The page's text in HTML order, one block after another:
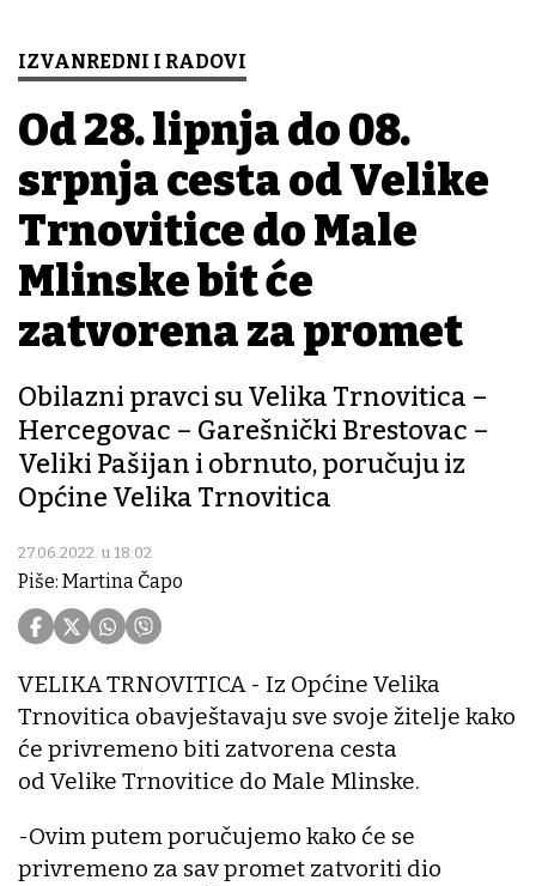
IZVANREDNI I RADOVI
Od 28. lipnja do 08.
srpnja cesta od Velike
Trnovitice do Male
Mlinske bit će
zatvorena za promet
Obilazni pravci su Velika Trnovitica –
Hercegovac – Garešnički Brestovac –
Veliki Pašijan i obrnuto, poručuju iz
Općine Velika Trnovitica
27.06.2022. u 18:02
Piše: Martina Čapo
VELIKA TRNOVITICA - Iz Općine Velika
Trnovitica obavještavaju sve svoje žitelje kako
će privremeno biti zatvorena cesta
od Velike Trnovitice do Male Mlinske.
-Ovim putem poručujemo kako će se
privremeno za sav promet zatvoriti dio